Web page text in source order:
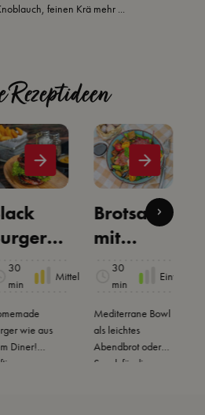
feinen Krä mehr ...
Rezeptideen
mit
Zwiebel-
30
min
Mittel
wie aus
Diner!
Brotsalat
mit
Crema di
Balsamic
o Mango
30
min
Einfach
Mediterrane Bowl
als leichtes
Abendbrot oder
Snack für die